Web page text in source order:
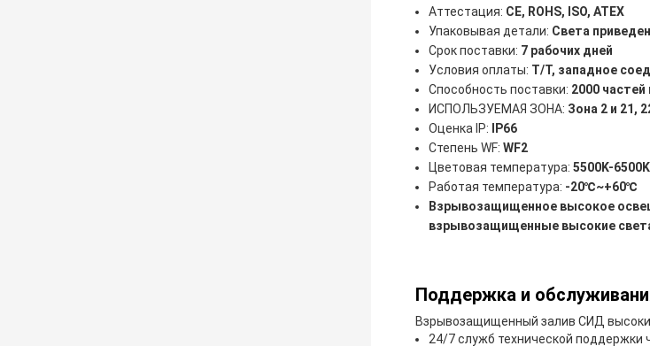
Аттестация: CE, ROHS, ISO, ATEX
Упаковывая детали: Света
Срок поставки: 7 рабочих дней
Условия оплаты: T/T, западное
Способность поставки: 2000
ИСПОЛЬЗУЕМАЯ ЗОНА: Зона 2 и 21,
Оценка IP: IP66
Степень WF: WF2
Цветовая температура: 5500K-6500K
Работая температура: -20℃~+60℃
Взрывозащищенное высокое
взрывозащищенные высокие
Поддержка и
Взрывозащищенный залив СИД
24/7 служб технической поддержки